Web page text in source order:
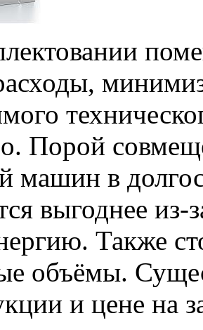
Порой
машин в
выгоднее из-
Также
объёмы.
и цене на